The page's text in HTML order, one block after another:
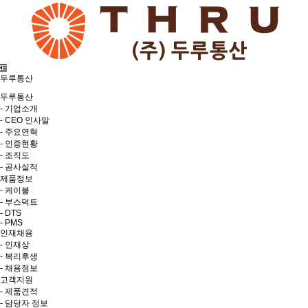
두루통산
두루통산
- 기업소개
- CEO 인사말
- 주요연혁
- 인증현황
- 조직도
- 공사실적
제품정보
- 케이블
- 부스덕트
- DTS
- PMS
인재채용
- 인재상
- 복리후생
- 채용정보
고객지원
- 제품견적
- 담당자 정보